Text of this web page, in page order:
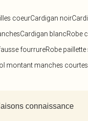
coeurCardigan noir
Cardigan blancRobe
fourrureRobe
montant manches courtes
connaissance